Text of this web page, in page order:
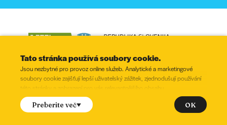
Tato stránka používá soubory cookie.
Jsou nezbytné pro provoz online služeb. Analytické a marketingové
soubory cookie zajišťují lepší uživatelský zážitek, zjednodušují používání
této stránky a zobrazení pro vás relevantnějšího obsahu.
uhlasíte s nastavením následujících souborů cookie?
Zaškrtněte
Preberite več OK